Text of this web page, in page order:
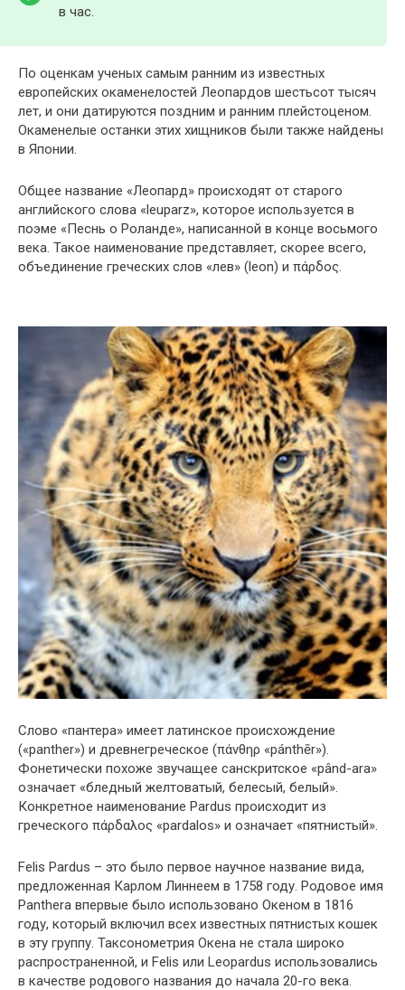
в час.
По оценкам ученых самым ранним из известных
европейских окаменелостей Леопардов шестьсот тысяч
лет, и они датируются поздним и ранним плейстоценом.
Окаменелые останки этих хищников были также найдены
в Японии.
Общее название «Леопард» происходят от старого
английского слова «leuparz», которое используется в
поэме «Песнь о Роланде», написанной в конце восьмого
века. Такое наименование представляет, скорее всего,
объединение греческих слов «лев» (leon) и πάρδος.
Слово «пантера» имеет латинское происхождение
(«panther») и древнегреческое (πάνθηρ «pánthēr»).
Фонетически похоже звучащее санскритское «pând-ara»
означает «бледный желтоватый, белесый, белый».
Конкретное наименование Pardus происходит из
греческого πάρδαλος «pardalos» и означает «пятнистый».
Felis Pardus – это было первое научное название вида,
предложенная Карлом Линнеем в 1758 году. Родовое имя
Panthera впервые было использовано Океном в 1816
году, который включил всех известных пятнистых кошек
в эту группу. Таксонометрия Окена не стала широко
распространенной, и Felis или Leopardus использовались
в качестве родового названия до начала 20-го века.